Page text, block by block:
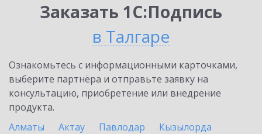
Заказать 1С:Подпись
в Талгаре
Ознакомьтесь с информационными карточками,
выберите партнёра и отправьте заявку на
консультацию, приобретение или внедрение
продукта.
Алматы
Актау Павлодар
Кызылорда